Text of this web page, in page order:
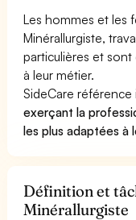
Les hommes et les
Minérallurgiste,
particulières et
à leur métier.
SideCare
exerçant la
les plus adaptées à
Définition et
Minérallurgiste